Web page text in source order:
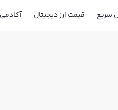
سریع قیمت ارز دیجیتال آکادمی